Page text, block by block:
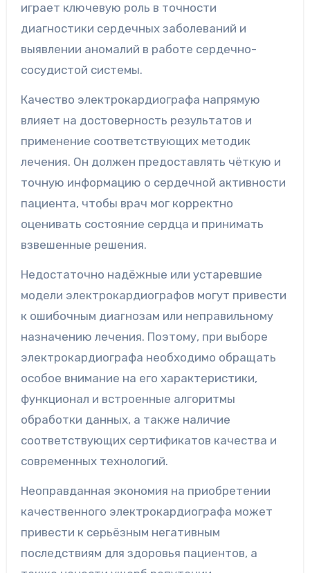
играет ключевую роль в точности
диагностики сердечных заболеваний и
выявлении аномалий в работе сердечно-
сосудистой системы.
Качество электрокардиографа напрямую
влияет на достоверность результатов и
применение соответствующих методик
лечения. Он должен предоставлять чёткую и
точную информацию о сердечной активности
пациента, чтобы врач мог корректно
оценивать состояние сердца и принимать
взвешенные решения.
Недостаточно надёжные или устаревшие
модели электрокардиографов могут привести
к ошибочным диагнозам или неправильному
назначению лечения. Поэтому, при выборе
электрокардиографа необходимо обращать
особое внимание на его характеристики,
функционал и встроенные алгоритмы
обработки данных, а также наличие
соответствующих сертификатов качества и
современных технологий.
Неоправданная экономия на приобретении
качественного электрокардиографа может
привести к серьёзным негативным
последствиям для здоровья пациентов, а